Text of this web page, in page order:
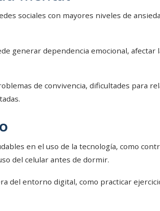
sociales con mayores niveles de
generar dependencia emocional,
de convivencia, dificultades para
en el uso de la tecnología, como
del celular antes de dormir.
del entorno digital, como practicar